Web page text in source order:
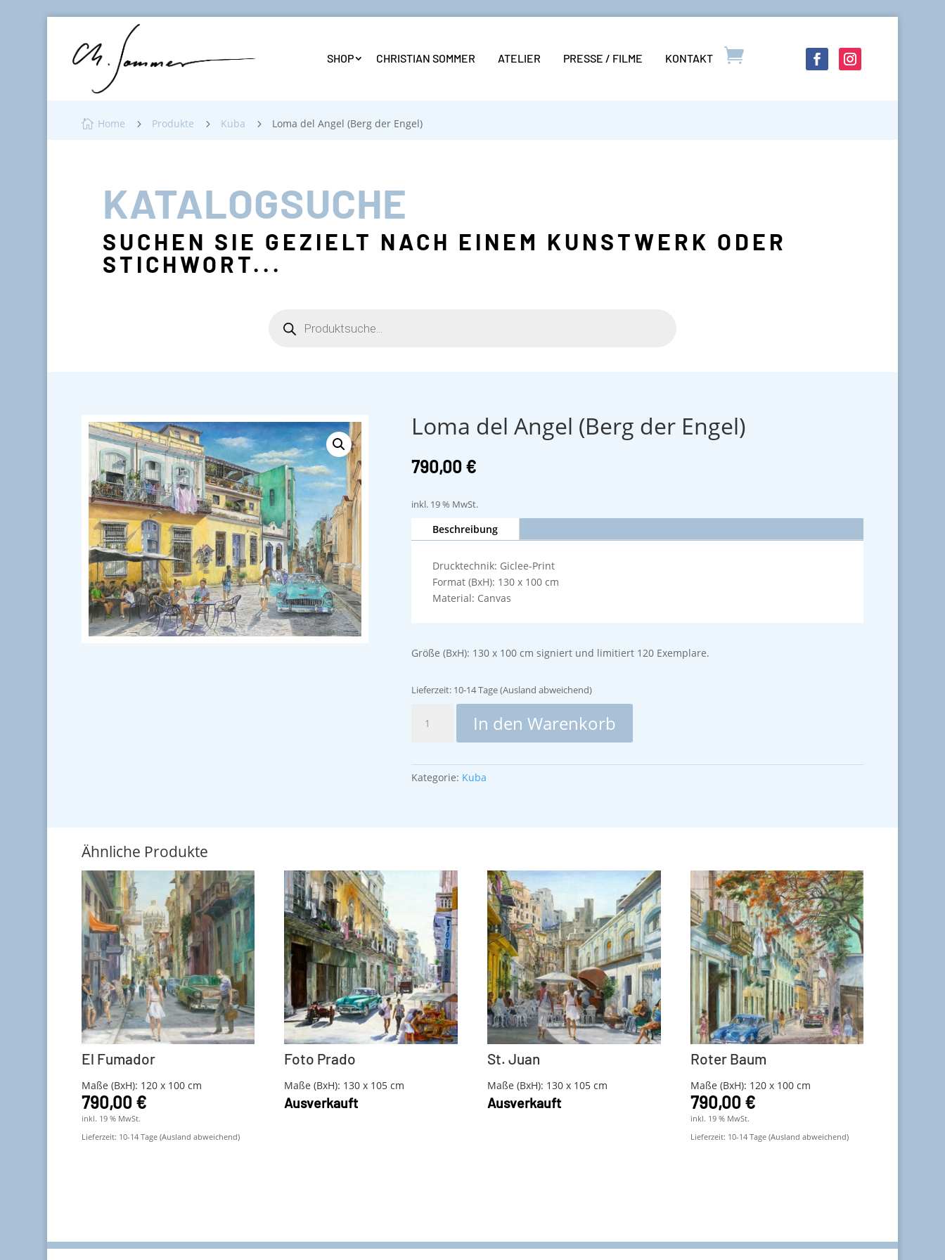
SHOP CHRISTIAN SOMMER ATELIER PRESSE / FILME KONTAKT
 Home 5 Produkte 5 Kuba 5 Loma del Angel (Berg der Engel)
KATALOGSUCHE
SUCHEN SIE GEZIELT NACH EINEM KUNSTWERK ODER
STICHWORT...
search
Loma del Angel (Berg der Engel)
790,00 €
inkl. 19 % MwSt.
Beschreibung
Drucktechnik: Giclee-Print
Format (BxH): 130 x 100 cm
Material: Canvas
Größe (BxH): 130 x 100 cm signiert und limitiert 120 Exemplare.
Lieferzeit: 10-14 Tage (Ausland abweichend)
der
In den Warenkorb
Kategorie: Kuba
Ähnliche Produkte
El Fumador
Maße (BxH): 120 x 100 cm
790,00 €
inkl. 19 % MwSt.
Lieferzeit: 10-14 Tage (Ausland abweichend)
Foto Prado
Maße (BxH): 130 x 105 cm
Ausverkauft
St. Juan
Maße (BxH): 130 x 105 cm
Ausverkauft
Roter Baum
Maße (BxH): 120 x 100 cm
790,00 €
inkl. 19 % MwSt.
Lieferzeit: 10-14 Tage (Ausland abweichend)